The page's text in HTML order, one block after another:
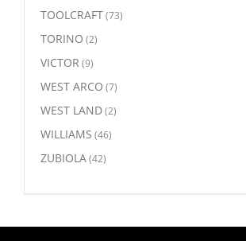
TOOLCRAFT(73)
TORINO (2)
VICTOR (9)
WEST ARCO (7)
WEST LAND(2)
WILLIAMS (46)
ZUBIOLA(42)